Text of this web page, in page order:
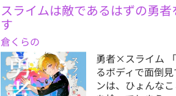
スライムは敵であるはずの勇
す
倉くらの
勇者×スライム
るボディで面倒
ンは、ひょんな